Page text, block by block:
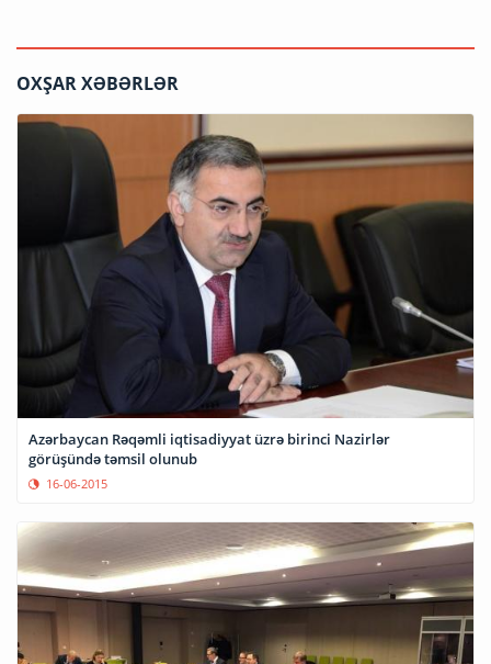
OXŞAR XƏBƏRLƏR
Azərbaycan Rəqəmli iqtisadiyyat üzrə birinci Nazirlər
görüşündə təmsil olunub
16-06-2015